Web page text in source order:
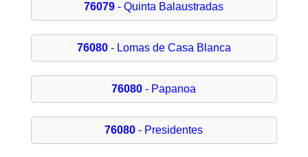
76079 - Quinta Balaustradas
76080- Lomas de Casa Blanca
76080 - Papanoa
76080 - Presidentes